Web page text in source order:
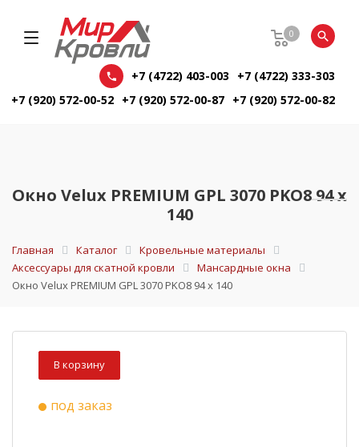
0
+7 (4722) 403-003
+7 (4722) 333-303
+7 (920) 572-00-52 +7 (920) 572-00-87 +7 (920) 572-00-82
Окно Velux PREMIUM GPL 3070 PKO8 94 х
140
Главная Каталог
Кровельные материалы
Аксессуары для скатной кровли
Мансардные окна
Окно Velux PREMIUM GPL 3070 PKO8 94 х 140
В корзину
под заказ